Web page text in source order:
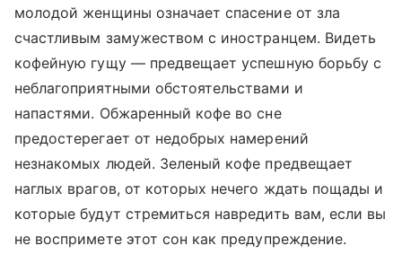
молодой женщины означает спасение от зла
счастливым замужеством с иностранцем. Видеть
кофейную гущу — предвещает успешную борьбу с
неблагоприятными обстоятельствами и
напастями. Обжаренный кофе во сне
предостерегает от недобрых намерений
незнакомых людей. Зеленый кофе предвещает
наглых врагов, от которых нечего ждать пощады и
которые будут стремиться навредить вам, если вы
не воспримете этот сон как предупреждение.